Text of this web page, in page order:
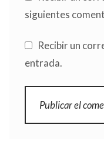
siguientes
Recibir un
entrada.